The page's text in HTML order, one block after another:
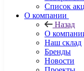
Список
О компании
Назад
О
Наш склад
Бренды
Новости